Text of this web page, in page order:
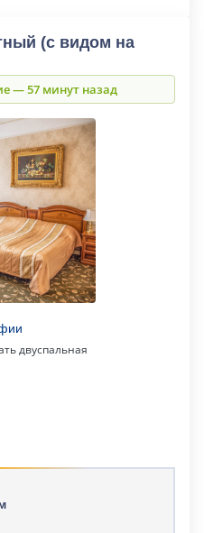
(с видом на
— 57 минут назад
двуспальная